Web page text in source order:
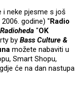
i neke pjesme s još
godine) "Radio
Radioheda "OK
by Bass Culture &
možete nabaviti u
Smart Shopu,
će na dan nastupa